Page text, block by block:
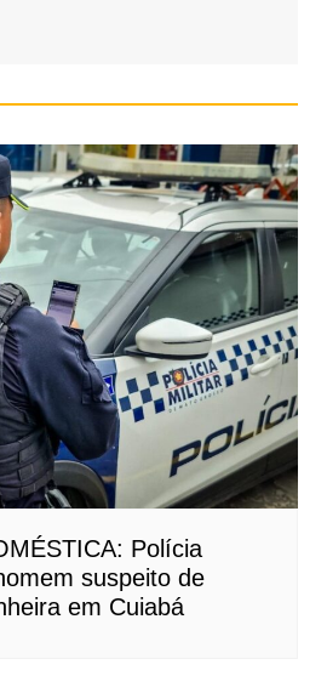
Polícia
suspeito de
em Cuiabá